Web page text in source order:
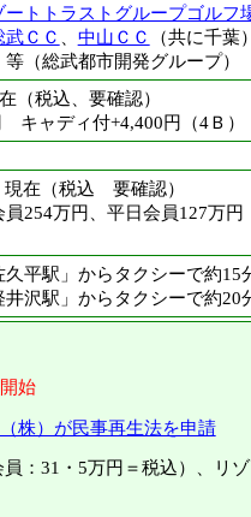
ートトラストグループゴルフ
武ＣＣ 中山ＣＣ
（共に千葉
等（総武都市開発グループ）
（税込、要確認）
キャディ付+4,400円（4Ｂ）
現在（税込 要確認）
員254万円、平日会員127万
久平駅」からタクシーで約15
井沢駅」からタクシーで約20
始
株）が民事再生法を申請
：31・5万円＝税込）、リ